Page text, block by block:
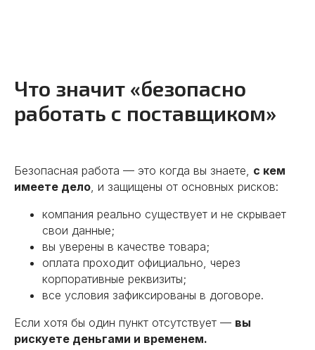
Что значит «безопасно
работать с поставщиком»
Безопасная работа — это когда вы знаете, с кем
имеете дело, и защищены от основных рисков:
компания реально существует и не скрывает
свои данные;
вы уверены в качестве товара;
оплата проходит официально, через
корпоративные реквизиты;
все условия зафиксированы в договоре.
Если хотя бы один пункт отсутствует — вы
рискуете деньгами и временем.